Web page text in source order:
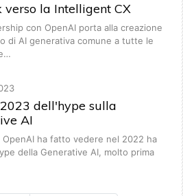
verso la Intelligent CX
con OpenAI porta alla creazione
di AI generativa comune a tutte le
dell'hype sulla
AI
OpenAI ha fatto vedere nel 2022 ha
della Generative AI, molto prima